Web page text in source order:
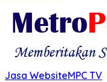
Jasa WebsiteMPC TV